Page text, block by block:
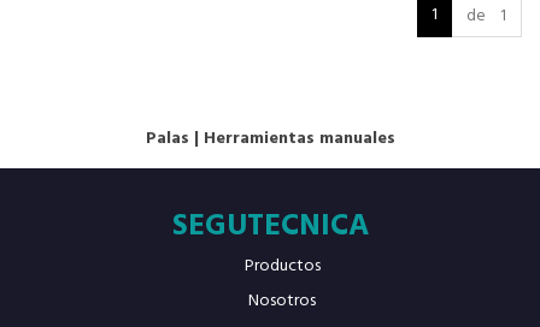
1 de 1
Palas | Herramientas manuales
SEGUTECNICA
Productos
Nosotros